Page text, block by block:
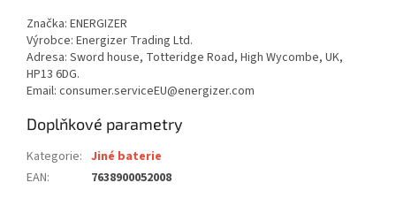
Značka: ENERGIZER
Výrobce: Energizer Trading Ltd.
Adresa: Sword house, Totteridge Road, High Wycombe, UK,
HP13 6DG.
Email: consumer.serviceEU@energizer.com
Doplňkové parametry
Kategorie: Jiné baterie
EAN: 7638900052008